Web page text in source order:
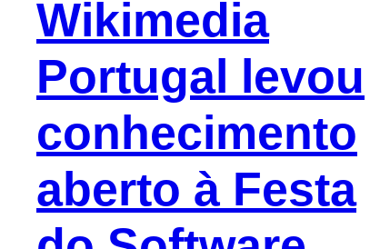
Wikimedia
Portugal levou
conhecimento
aberto à Festa